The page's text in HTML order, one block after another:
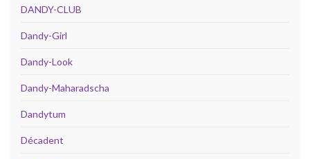
DANDY-CLUB
Dandy-Girl
Dandy-Look
Dandy-Maharadscha
Dandytum
Décadent